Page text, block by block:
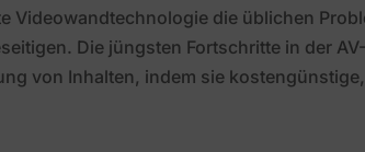
Videowandtechnologie die üblichen
Die jüngsten Fortschritte in der AV-
von Inhalten, indem sie kostengünstige,